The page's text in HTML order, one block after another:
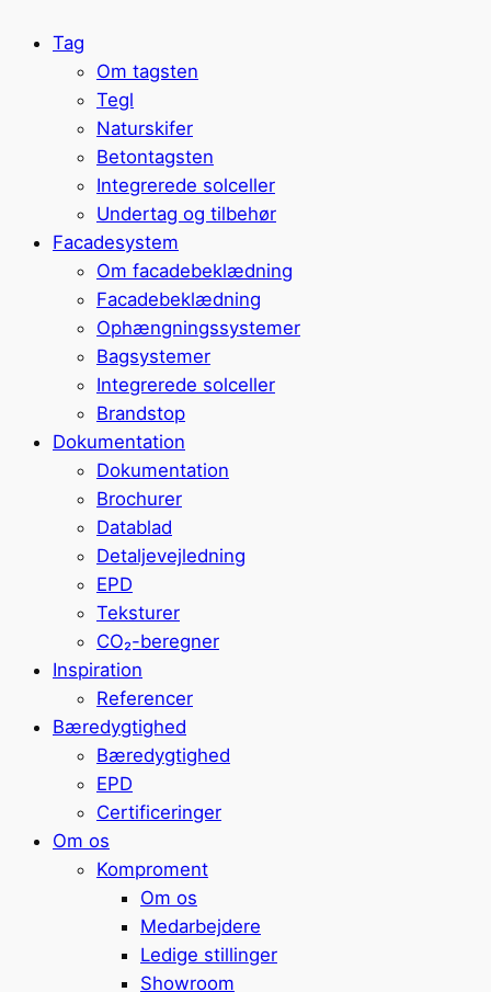
Tag
Om tagsten
Tegl
Naturskifer
Betontagsten
Integrerede solceller
Undertag og tilbehør
Facadesystem
Om facadebeklædning
Facadebeklædning
Ophængningssystemer
Bagsystemer
Integrerede solceller
Brandstop
Dokumentation
Dokumentation
Brochurer
Datablad
Detaljevejledning
EPD
Teksturer
CO₂-beregner
Inspiration
Referencer
Bæredygtighed
Bæredygtighed
EPD
Certificeringer
Om os
Komproment
Om os
Medarbejdere
Ledige stillinger
Showroom